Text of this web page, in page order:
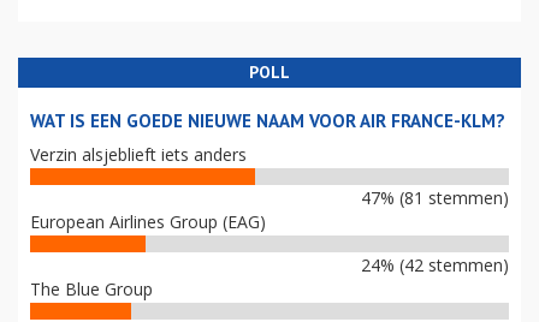
POLL
WAT IS EEN GOEDE NIEUWE NAAM VOOR AIR FRANCE-KLM?
Verzin alsjeblieft iets anders
47% (81 stemmen)
European Airlines Group (EAG)
24% (42 stemmen)
The Blue Group